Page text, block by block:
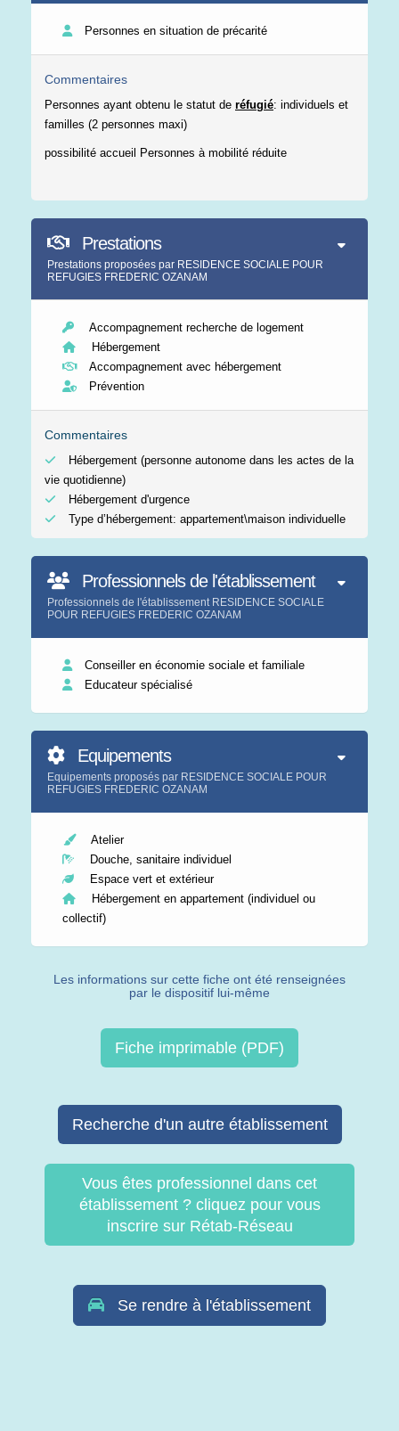
Personnes en situation de précarité
Commentaires
Personnes ayant obtenu le statut de réfugié: individuels et
familles (2 personnes maxi)
possibilité accueil Personnes à mobilité réduite
Prestations
Prestations proposées par RESIDENCE SOCIALE POUR
REFUGIES FREDERIC OZANAM
Accompagnement recherche de logement
Hébergement
Accompagnement avec hébergement
Prévention
Commentaires
Hébergement (personne autonome dans les actes de la
vie quotidienne)
Hébergement d'urgence
Type d’hébergement: appartement\maison individuelle
Professionnels de l'établissement
Professionnels de l'établissement RESIDENCE SOCIALE
POUR REFUGIES FREDERIC OZANAM
Conseiller en économie sociale et familiale
Educateur spécialisé
Equipements
Equipements proposés par RESIDENCE SOCIALE POUR
REFUGIES FREDERIC OZANAM
Atelier
Douche, sanitaire individuel
Espace vert et extérieur
Hébergement en appartement (individuel ou
collectif)
Les informations sur cette fiche ont été renseignées
par le dispositif lui-même
Fiche imprimable (PDF)
Recherche d'un autre établissement
Vous êtes professionnel dans cet
établissement ? cliquez pour vous
inscrire sur Rétab-Réseau
Se rendre à l'établissement